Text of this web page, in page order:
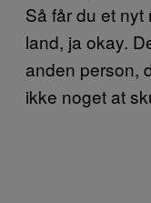
Så får du et
land, ja okay.
anden person,
ikke noget at